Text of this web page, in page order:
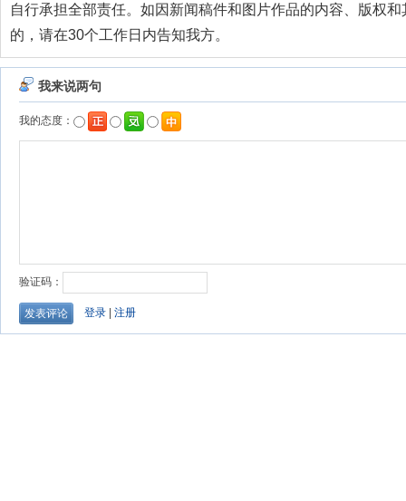
自行承担全部责任。如因新闻稿件和图片作品的内容、版权
的，请在30个工作日内告知我方。